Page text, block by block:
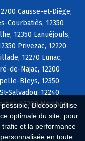
Biocoop utilise
optimale du site, pour
et la performance
en toute
Causse-et-Diège,
Courbatiès, 12350
12350 Lanuéjouls,
Privezac, 12220
12270 Lunac,
de-Najac, 12200
Bleys, 12350
Salvadou, 12240
12200 Morlhon-